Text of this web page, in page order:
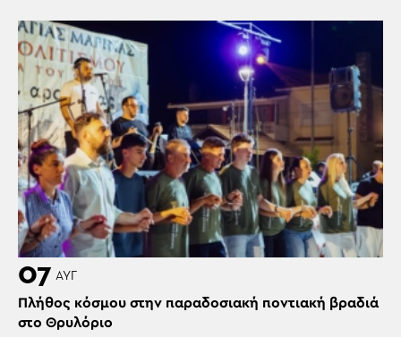
07 ΑΥΓ
Πλήθος κόσμου στην παραδοσιακή ποντιακή βραδιά
στο Θρυλόριο